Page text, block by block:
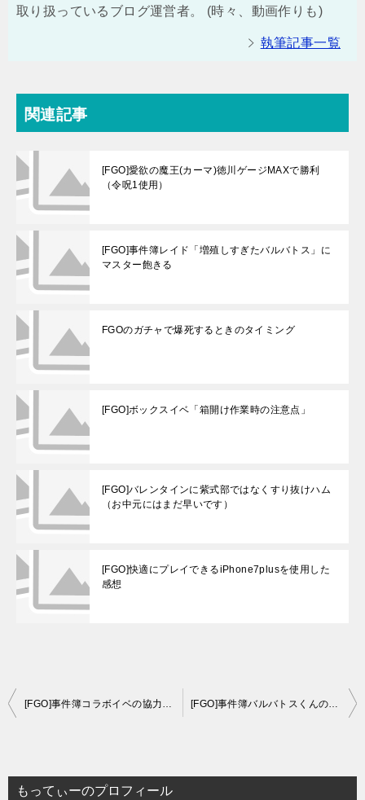
取り扱っているブログ運営者。 (時々、動画作りも)
執筆記事一覧
関連記事
[FGO]愛欲の魔王(カーマ)徳川ゲージMAXで勝利
（令呪1使用）
[FGO]事件簿レイド「増殖しすぎたバルバトス」に
マスター飽きる
FGOのガチャで爆死するときのタイミング
[FGO]ボックスイベ「箱開け作業時の注意点」
[FGO]バレンタインに紫式部ではなくすり抜けハム
（お中元にはまだ早いです）
[FGO]快適にプレイできるiPhone7plusを使用した
感想
投
ビ
[FGO]事件簿コラボイベの協力レイド戦・・・始まりますね！ [FGO]事件簿バルバトスくんの置き土産・・・テーブルで勝利するも邪ンヌ事件再び
もってぃーのプロフィール